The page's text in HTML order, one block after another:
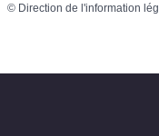
© Direction de l'information